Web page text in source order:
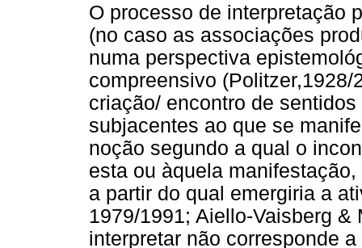
O processo de interpretação
(no caso as associações
numa perspectiva
compreensivo
criação/ encontro de
subjacentes ao que se
noção segundo a qual o
esta ou àquela
a partir do qual emergiria a
1979/1991; Aiello-Vaisberg
interpretar não corresponde